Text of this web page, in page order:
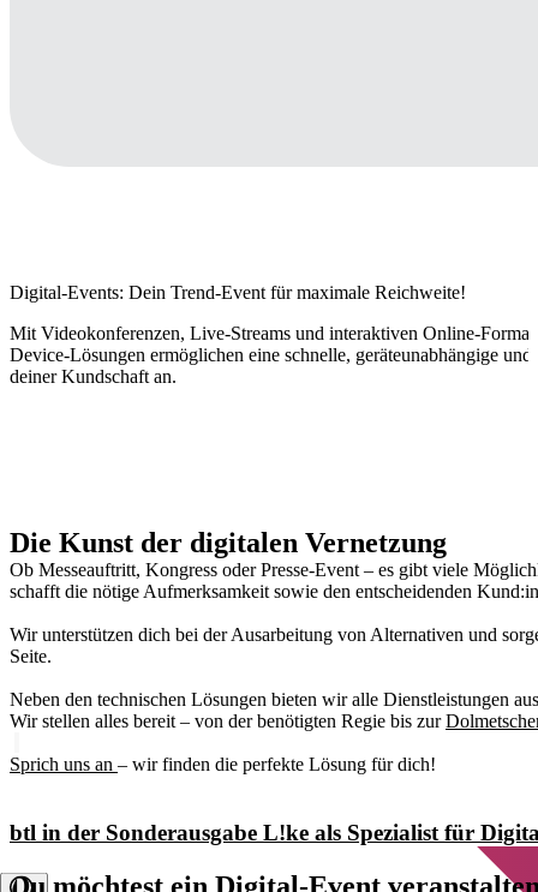
Digital-Events: Dein Trend-Event für maximale Reichweite!
Mit Videokonferenzen, Live-Streams und interaktiven Online-
Device-Lösungen ermöglichen eine schnelle, geräteunabhängige
deiner Kundschaft an.
Die Kunst der digitalen Vernetzung
Ob Messeauftritt, Kongress oder Presse-Event – es gibt viele
schafft die nötige Aufmerksamkeit sowie den entscheidenden
Wir unterstützen dich bei der Ausarbeitung von Alternativen und
Seite.
Neben den technischen Lösungen bieten wir alle Dienstleistungen
Wir stellen alles bereit – von der benötigten Regie bis zur
Sprich uns an – wir finden die perfekte Lösung für dich!
btl in der Sonderausgabe L!ke als Spezialist für
Du möchtest ein Digital-Event